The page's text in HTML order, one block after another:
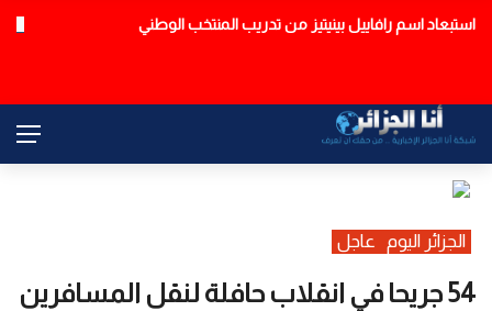
عاجل
استبعاد اسم رافاييل بينيتيز من تدريب المنتخب الوطني
الجزائر اليوم عاجل
54 جريحا في انقلاب حافلة لنقل المسافرين